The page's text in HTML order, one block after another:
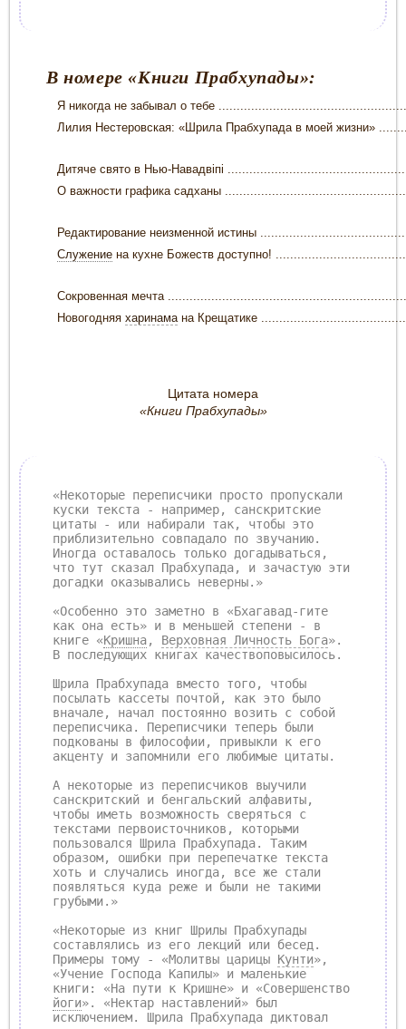
В номере «Книги Прабхупады»:
Я никогда не забывал о тебе
Лилия Нестеровская: «Шрила Прабхупада в моей жизни»
Дитяче свято в Нью-Навадвіпі
О важности графика садханы
Редактирование неизменной истины
Служение на кухне Божеств доступно!
Сокровенная мечта
Новогодняя харинама на Крещатике
Цитата номера
«Книги Прабхупады»
«Некоторые переписчики просто пропускали
куски текста - например, санскритские
цитаты - или набирали так, чтобы это
приблизительно совпадало по звучанию.
Иногда оставалось только догадываться,
что тут сказал Прабхупада, и зачастую эти
догадки оказывались неверны.»
«Особенно это заметно в «Бхагавад-гите
как она есть» и в меньшей степени - в
книге «Кришна, Верховная Личность Бога».
В последующих книгах качествоповысилось.
Шрила Прабхупада вместо того, чтобы
посылать кассеты почтой, как это было
вначале, начал постоянно возить с собой
переписчика. Переписчики теперь были
подкованы в философии, привыкли к его
акценту и запомнили его любимые цитаты.
А некоторые из переписчиков выучили
санскритский и бенгальский алфавиты,
чтобы иметь возможность сверяться с
текстами первоисточников, которыми
пользовался Шрила Прабхупада. Таким
образом, ошибки при перепечатке текста
хоть и случались иногда, все же стали
появляться куда реже и были не такими
грубыми.»
«Некоторые из книг Шрилы Прабхупады
составлялись из его лекций или бесед.
Примеры тому - «Молитвы царицы Кунти»,
«Учение Господа Капилы» и маленькие
книги: «На пути к Кришне» и «Совершенство
йоги». «Нектар наставлений» был
исключением. Шрила Прабхупада диктовал